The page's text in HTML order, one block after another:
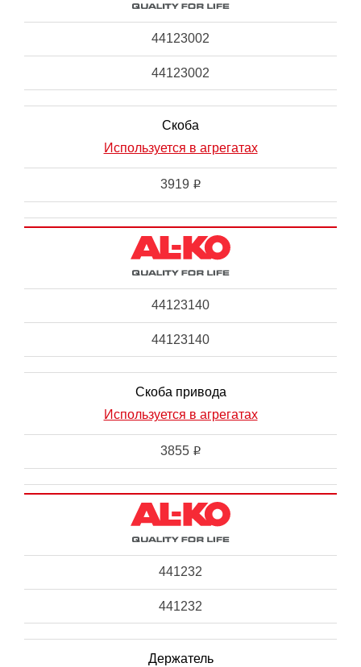
44123002
44123002
Скоба
Используется в агрегатах
3919 i
44123140
44123140
Скоба привода
Используется в агрегатах
3855 i
441232
441232
Держатель